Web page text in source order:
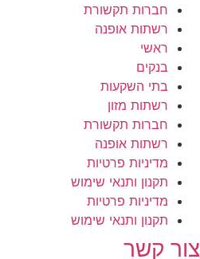
חברות תקשורת
רשתות אופנה
ראשי
בנקים
בתי השקעות
רשתות מזון
חברות תקשורת
רשתות אופנה
מדיניות פרטיות
תקנון ותנאי שימוש
מדיניות פרטיות
תקנון ותנאי שימוש
צור קשר